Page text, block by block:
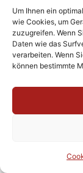
Um Ihnen ein
wie Cookies, um
zuzugreifen. Wenn
Daten wie das
verarbeiten. Wenn
können bestimmte